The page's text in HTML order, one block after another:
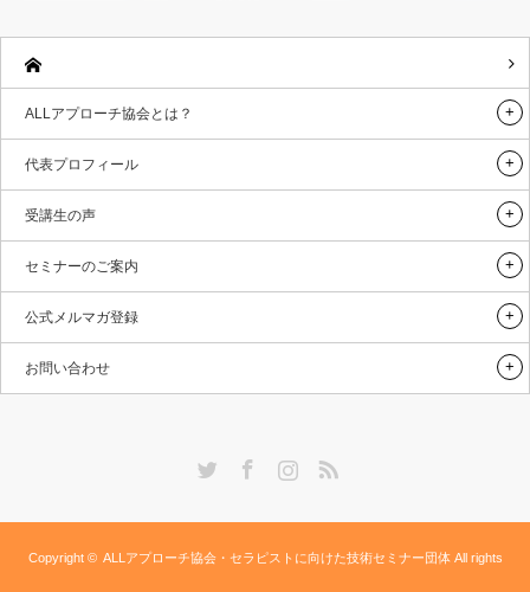
ALLアプローチ協会とは？
代表プロフィール
受講生の声
セミナーのご案内
公式メルマガ登録
お問い合わせ
Copyright © ALLアプローチ協会・セラピストに向けた技術セミナー団体All rights